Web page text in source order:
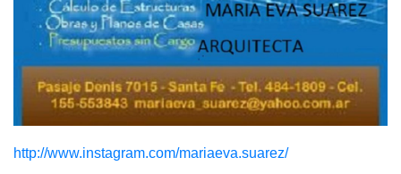
http://www.instagram.com/mariaeva.suarez/